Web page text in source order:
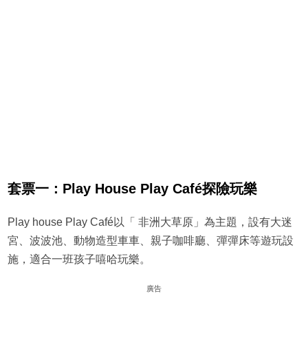
套票一：Play House Play Café探險玩樂
Play house Play Café以「 非洲大草原」為主題，設有大迷
宮、波波池、動物造型車車、親子咖啡廳、彈彈床等遊玩設
施，適合一班孩子嘻哈玩樂。
廣告